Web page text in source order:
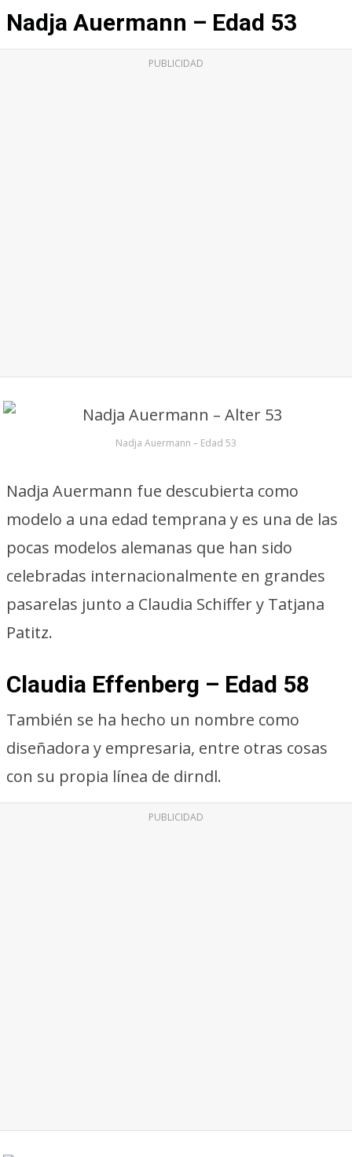
Nadja Auermann – Edad 53
PUBLICIDAD
Nadja Auermann – Edad 53
Nadja Auermann fue descubierta como
modelo a una edad temprana y es una de las
pocas modelos alemanas que han sido
celebradas internacionalmente en grandes
pasarelas junto a Claudia Schiffer y Tatjana
Patitz.
Claudia Effenberg – Edad 58
También se ha hecho un nombre como
diseñadora y empresaria, entre otras cosas
con su propia línea de dirndl.
PUBLICIDAD